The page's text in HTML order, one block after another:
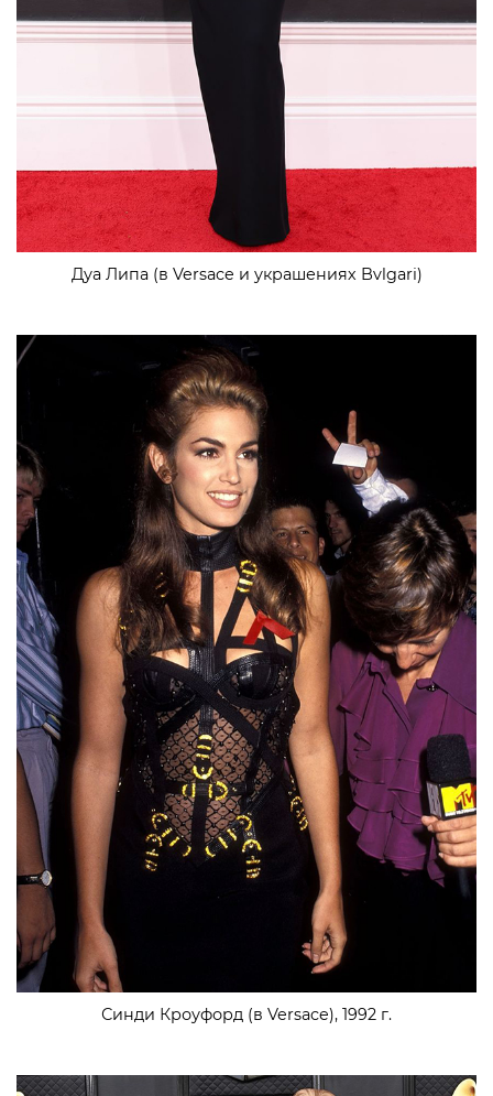
Дуа Липа (в Versace и украшениях Bvlgari)
Синди Кроуфорд (в Versace), 1992 г.